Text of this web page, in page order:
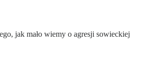
jak mało wiemy o agresji sowieckiej